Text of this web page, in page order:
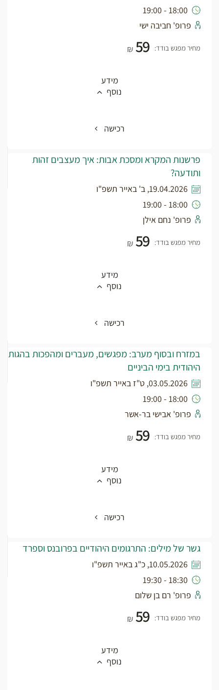
18:00 - 19:00
פרופ' חביבה ישי
מחיר מפגש בודד: ₪ 59
מידע
נוסף
רכישה
פרשנות המקרא ומסכת אבות: איך מעצבים זהות
ותודעה?
19.04.2026, ב' באייר תשפ"ו
18:00 - 19:00
פרופ' נחם אילן
מחיר מפגש בודד: ₪ 59
מידע
נוסף
רכישה
במזרח ובסוף מערב: מפגשים, מעברים ומהפכות בהגות
היהודית בימי הביניים
03.05.2026, ט"ז באייר תשפ"ו
18:00 - 19:00
פרופ' אבישי בר-אשר
מחיר מפגש בודד: ₪ 59
מידע
נוסף
רכישה
גשר של מילים: התרגומים היהודיים בפרובנס וספרד
10.05.2026, כ"ג באייר תשפ"ו
18:30 - 19:30
פרופ' רם בן שלום
מחיר מפגש בודד: ₪ 59
מידע
נוסף